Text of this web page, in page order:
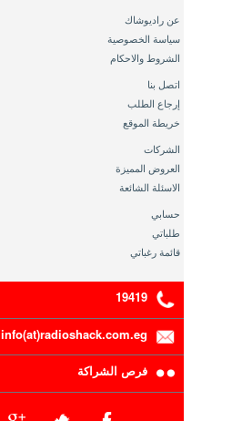
عن راديوشاك
سياسة الخصوصية
الشروط والاحكام
اتصل بنا
إرجاع الطلب
خريطة الموقع
الشركات
العروض المميزة
الاسئلة الشائعة
حسابي
طلباتي
قائمة رغباتي
19419
info(at)radioshack.com.eg
فرص الشراكة